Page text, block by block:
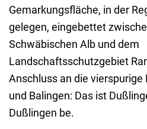
Gemarkungsfläche, in der
gelegen, eingebettet
Schwäbischen Alb und dem
Landschaftsschutzgebiet
Anschluss an die vierspurige
und Balingen: Das ist
Dußlingen be.